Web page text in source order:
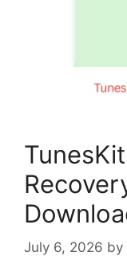
July 6, 2026 by